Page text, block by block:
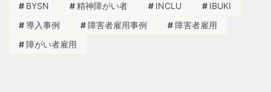
BYSN
精神障がい者 INCLU
IBUKI
導入事例
障害者雇用事例
障害者雇用
障がい者雇用